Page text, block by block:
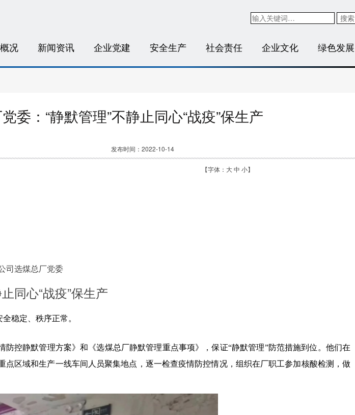
搜索
况 新闻资讯 企业党建 安全生产 社会责任 企业文化 绿色发展
委：“静默管理”不静止同心“战疫”保生产
发布时间：2022-10-14
【字体： 大中 小】
司选煤总厂党委
同心“战疫”保生产
稳定、秩序正常。
控静默管理方案》和《选煤总厂静默管理重点事项》，保证“静默管理”防范措施到位。他们在
区域和生产一线车间人员聚集地点，逐一检查疫情防控情况，组织在厂职工参加核酸检测，做